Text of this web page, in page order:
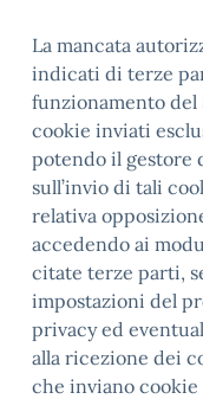
La mancata
indicati di terze
funzionamento
cookie inviati
potendo il gestore
sull’invio di tali
relativa
accedendo ai
citate terze parti,
impostazioni del
privacy ed
alla ricezione dei
che inviano